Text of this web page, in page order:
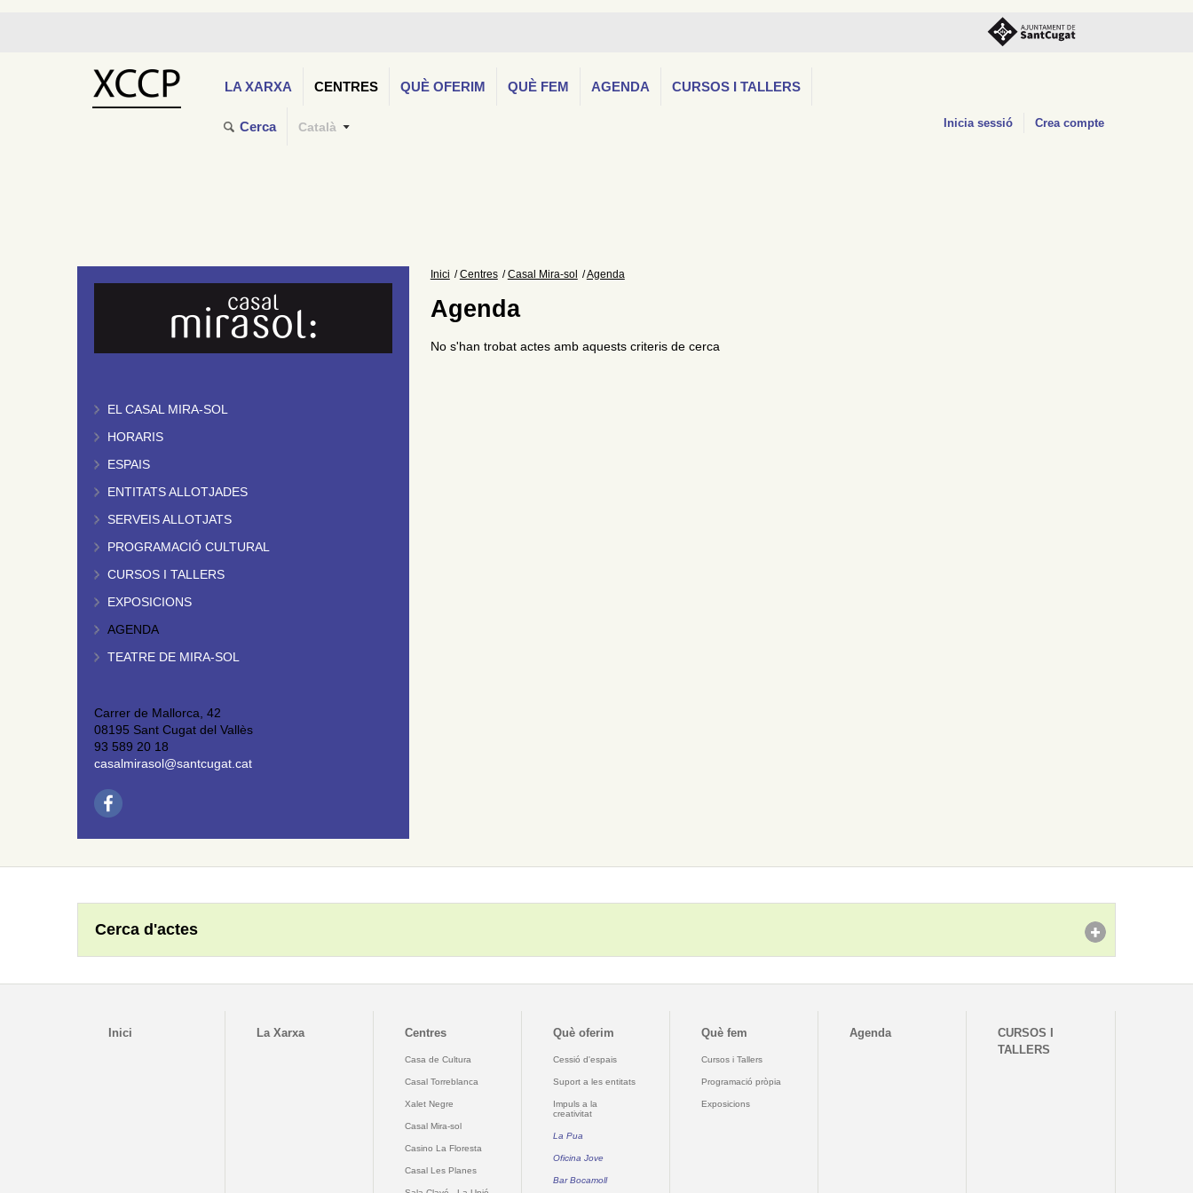
LA XARXA CENTRES QUÈ OFERIM QUÈ FEM AGENDA CURSOS I TALLERS
Cerca Català Inicia sessió Crea compte
EL CASAL MIRA-SOL
HORARIS
ESPAIS
ENTITATS ALLOTJADES
SERVEIS ALLOTJATS
PROGRAMACIÓ CULTURAL
CURSOS I TALLERS
EXPOSICIONS
AGENDA
TEATRE DE MIRA-SOL
Carrer de Mallorca, 42
08195 Sant Cugat del Vallès
93 589 20 18
casalmirasol@santcugat.cat
Inici Centres Casal Mira-sol Agenda
Agenda
No s'han trobat actes amb aquests criteris de cerca
Cerca d'actes
Inici La Xarxa Centres
Casa de Cultura
Casal Torreblanca
Xalet Negre
Casal Mira-sol
Casino La Floresta
Casal Les Planes
Què oferim
Cessió d'espais
Suport a les entitats
Impuls a la
creativitat
La Pua
Oficina Jove
Bar Bocamoll
Què fem
Cursos i Tallers
Programació pròpia
Exposicions
Agenda
CURSOS I
TALLERS